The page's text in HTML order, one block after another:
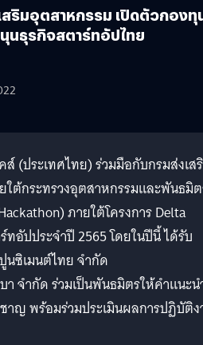
สริมอุตสาหกรรม เปิดตัวกองทุ
นธุรกิจสตาร์ทอัปไทย
(ประเทศไทย) ร่วมมือกับกรมส่งเส
ต้กระทรวงอุตสาหกรรมและพันธมิ
ภายใต้โครงการ Delta
ทอัปประจำปี 2565 โดยในปีนี้ ได้รับ
นซิเมนต์ไทย จํากัด
จำกัด ร่วมเป็นพันธมิตรให้คำแนะน
าญ พร้อมร่วมประเมินผลการปฏิบัติ